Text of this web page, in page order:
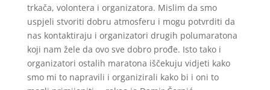
trkača, volontera i organizatora. Mislim da smo
uspjeli stvoriti dobru atmosferu i mogu potvrditi da
nas kontaktiraju i organizatori drugih polumaratona
koji nam žele da ovo sve dobro prođe. Isto tako i
organizatori ostalih maratona iščekuju vidjeti kako
smo mi to napravili i organizirali kako bi i oni to